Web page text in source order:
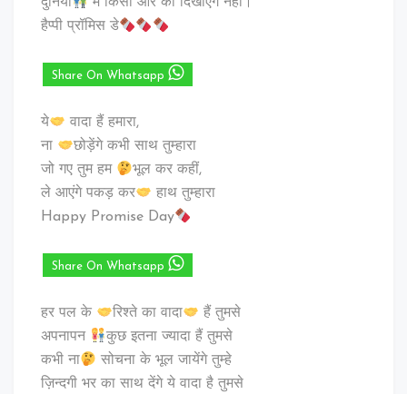
हैप्पी प्रॉमिस डे
Share On Whatsapp
ये
वादा हैं हमारा,
ना
छोड़ेंगे कभी साथ तुम्हारा
जो गए तुम हम
भूल कर कहीं,
ले आएंगे पकड़ कर
हाथ तुम्हारा
Happy Promise Day
Share On Whatsapp
हर पल के रिश्ते का वादा
हैं तुमसे
अपनापन
कुछ इतना ज्यादा हैं तुमसे
कभी ना
सोचना के भूल जायेंगे तुम्हे
ज़िन्दगी भर का साथ देंगे ये वादा है तुमसे